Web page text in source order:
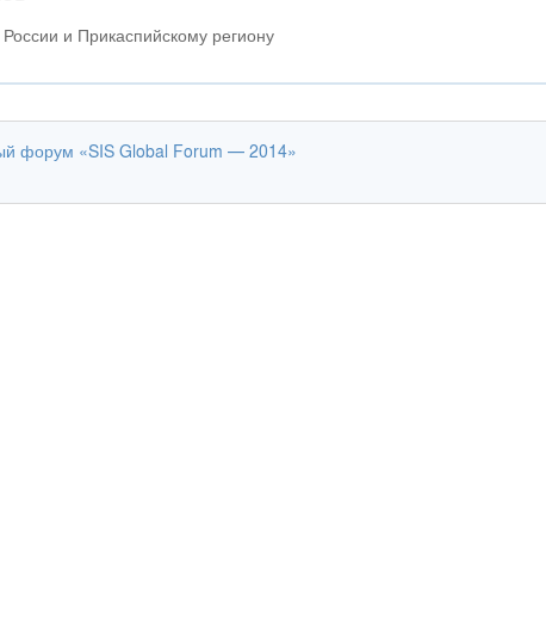
и Прикаспийскому региону
форум «SIS Global Forum — 2014»